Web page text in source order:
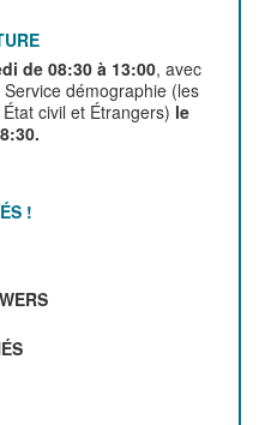
de 08:30 à 13:00, avec
démographie (les
civil et Étrangers) le
!